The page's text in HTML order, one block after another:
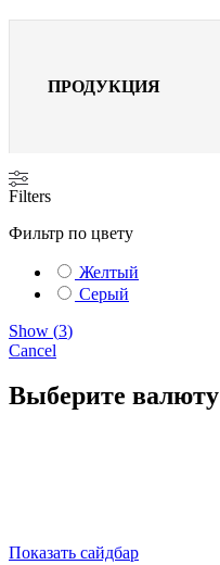
ПРОДУКЦИЯ
Filters
Фильтр по цвету
Желтый
Серый
Show (3)
Cancel
Выберите валюту
Показать сайдбар